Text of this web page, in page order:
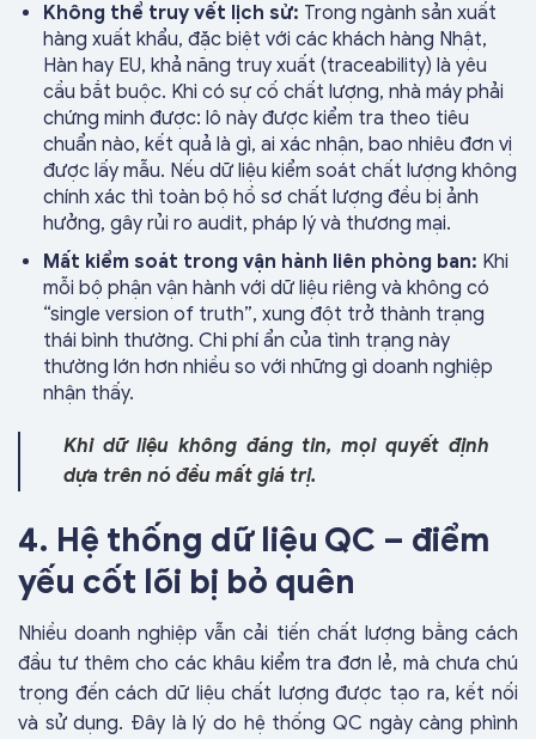
Không thể truy vết lịch sử: Trong ngành sản xuất
hàng xuất khẩu, đặc biệt với các khách hàng Nhật,
Hàn hay EU, khả năng truy xuất (traceability) là yêu
cầu bắt buộc. Khi có sự cố chất lượng, nhà máy phải
chứng minh được: lô này được kiểm tra theo tiêu
chuẩn nào, kết quả là gì, ai xác nhận, bao nhiêu đơn vị
được lấy mẫu. Nếu dữ liệu kiểm soát chất lượng không
chính xác thì toàn bộ hồ sơ chất lượng đều bị ảnh
hưởng, gây rủi ro audit, pháp lý và thương mại.
Mất kiểm soát trong vận hành liên phòng ban: Khi
mỗi bộ phận vận hành với dữ liệu riêng và không có
“single version of truth”, xung đột trở thành trạng
thái bình thường. Chi phí ẩn của tình trạng này
thường lớn hơn nhiều so với những gì doanh nghiệp
nhận thấy.
Khi dữ liệu không đáng tin, mọi quyết định
dựa trên nó đều mất giá trị.
4. Hệ thống dữ liệu QC – điểm
yếu cốt lõi bị bỏ quên
Nhiều doanh nghiệp vẫn cải tiến chất lượng bằng cách
đầu tư thêm cho các khâu kiểm tra đơn lẻ, mà chưa chú
trọng đến cách dữ liệu chất lượng được tạo ra, kết nối
và sử dụng. Đây là lý do hệ thống QC ngày càng phình